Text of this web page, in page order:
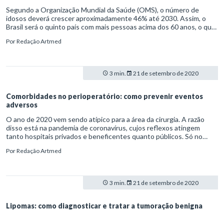
informações ao paciente. O enfermeiro também desempenha o
papel de educar e orientar a população, dentro ou fora do ambiente
hospitalar.
Segundo a Organização Mundial da Saúde (OMS), o número de
idosos deverá crescer aproximadamente 46% até 2030. Assim, o
Brasil será o quinto país com mais pessoas acima dos 60 anos, o que
exemplo, que ocorre a predominância de doenças crônicas não
PorRedação Artmed
3 min. 21 de setembro de 2020
Comorbidades no perioperatório: como prevenir eventos
adversos
O ano de 2020 vem sendo atípico para a área da cirurgia. A razão
disso está na pandemia de coronavírus, cujos reflexos atingem
tanto hospitais privados e beneficentes quanto públicos. Só no
eletivas, até o fim de agosto, era de 61,4%. As restrições são
PorRedação Artmed
3 min. 21 de setembro de 2020
Lipomas: como diagnosticar e tratar a tumoração benigna